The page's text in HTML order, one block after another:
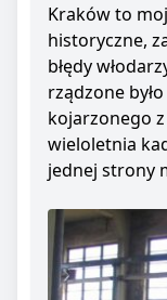
Kraków to
historyczne,
błędy
rządzone
kojarzonego z
wieloletnia
jednej strony